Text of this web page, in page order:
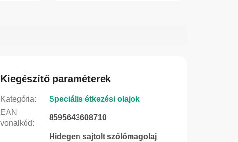
Kiegészítő paraméterek
Kategória:
Speciális étkezési olajok
EAN
vonalkód:
8595643608710
Hidegen sajtolt szőlőmagolaj